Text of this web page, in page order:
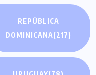
REPÚBLICA
DOMINICANA(217)